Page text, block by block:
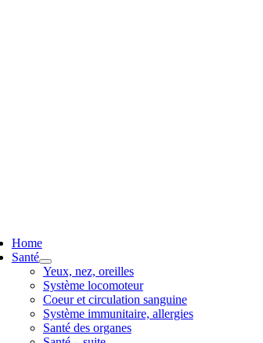
Home
Santé
Yeux, nez, oreilles
Système locomoteur
Coeur et circulation sanguine
Système immunitaire, allergies
Santé des organes